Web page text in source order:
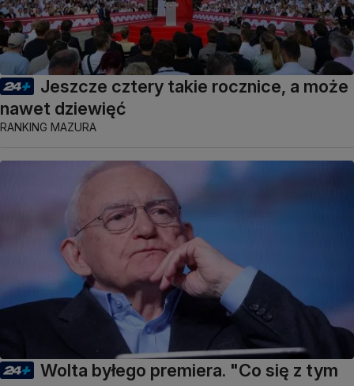
Jeszcze cztery takie rocznice, a może
nawet dziewięć
RANKING MAZURA
Wolta byłego premiera. "Co się z tym